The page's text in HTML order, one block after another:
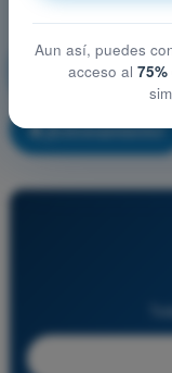
Conocimientos
Instrumentación
¡Entrenamiento!
Aun así, puedes
acceso al